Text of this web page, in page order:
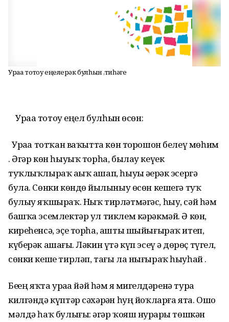
Ураҙа тотоу еңелерәк булһын ,тиһәгеҙ
Ураҙа тотоу еңел булһын өсөн:
Ураҙа тотҡан ваҡытта көн торошон белеү мөһим
. Әгәр көн һыуыҡ торһа, былау кеүек
туҡлыҡлыраҡ аҙыҡ ашап, һыуҙы әҙерәк эсергә
була. Сөнки көндөҙ йылыныу өсөн кешегә туҡ
булыу яҡшыраҡ. Ныҡ тирләтмәгәс, һыу, сәй һәм
башҡа эсемлектәр ул тиклем кәрәкмәй. Ә көн,
киреһенсә, эҫе торһа, ашты шыйығыраҡ итеп,
күберәк ашағыҙ. Ләкин үтә күп эсеү ҙә дөрөҫ түгел,
сөнки кеше тирләп, тағы ла нығыраҡ һыуһай .
Беҙҙең яҡта ураҙа йәй һәм яҙ миҙгелдәренә тура
килгәндә күптәр сәхәрҙән һуң йоҡларға ята. Ошо
мәлдә һаҡ булығыҙ: әгәр ҡояш нурҙары төшкән